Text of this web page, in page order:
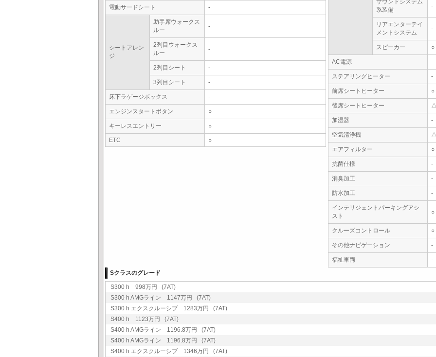
電動サードシート -
シートアレン
ジ
助手席ウォークス
ルー
-
2列目ウォークス
ルー
-
2列目シート -
3列目シート -
床下ラゲージボックス -
エンジンスタートボタン ○
キーレスエントリー ○
ETC ○
サウンドシステム
系装備
-
リアエンターテイ
メントシステム
-
スピーカー ○
AC電源 -
ステアリングヒーター -
前席シートヒーター ○
後席シートヒーター
加湿器 -
空気清浄機
エアフィルター ○
抗菌仕様 -
消臭加工 -
防水加工 -
インテリジェントパーキングアシ
スト
○
クルーズコントロール ○
その他ナビゲーション -
福祉車両
-
Sクラスのグレード
S300 h 998万円 (7AT)
S300 h AMGライン 1147万円 (7AT)
S300 h エクスクルーシブ 1283万円 (7AT)
S400 h 1123万円 (7AT)
S400 h AMGライン 1196.8万円 (7AT)
S400 h AMGライン 1196.8万円 (7AT)
S400 h エクスクルーシブ 1346万円 (7AT)